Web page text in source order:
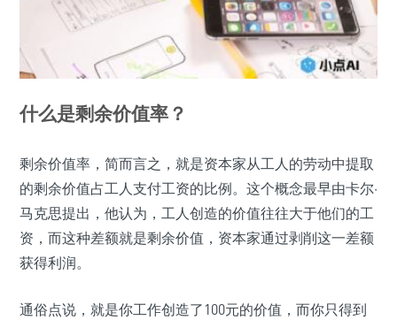
什么是剩余价值率？
剩余价值率，简而言之，就是资本家从工人的劳动中提取
的剩余价值占工人支付工资的比例。这个概念最早由卡尔·
马克思提出，他认为，工人创造的价值往往大于他们的工
资，而这种差额就是剩余价值，资本家通过剥削这一差额
获得利润。
通俗点说，就是你工作创造了100元的价值，而你只得到